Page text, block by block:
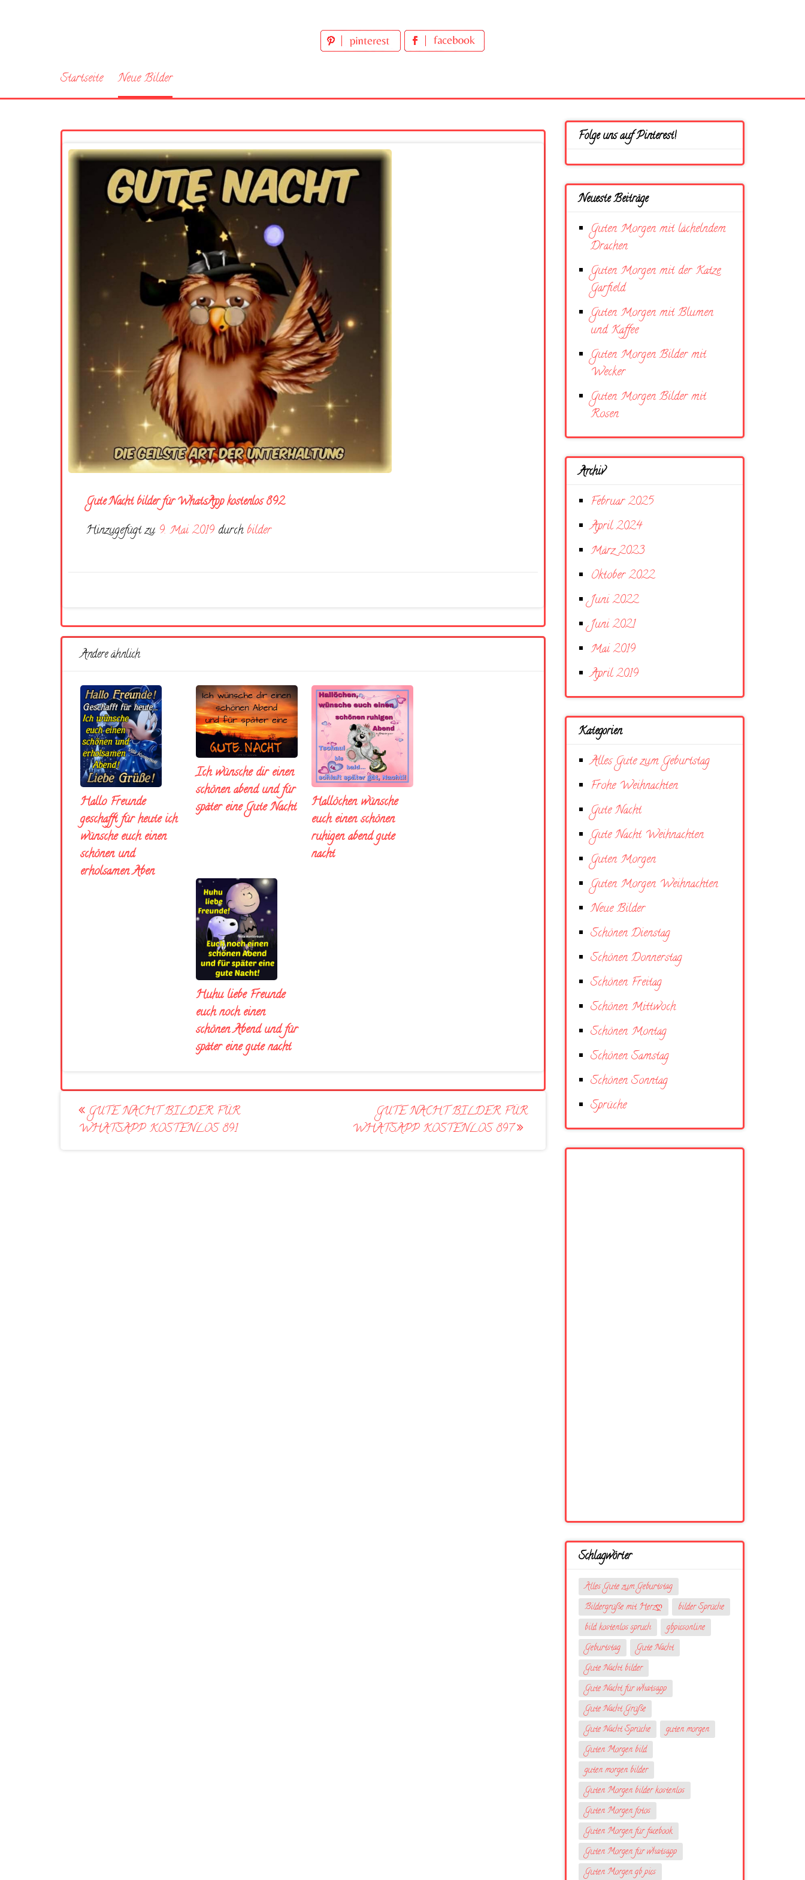
Startseite Neue Bilder
Gute Nacht bilder für WhatsApp kostenlos 892
Hinzugefügt zu 9. Mai 2019 durch bilder
Andere ähnlich
Hallo Freunde
geschafft für heute ich
wünsche euch einen
schönen und
erholsamen Aben
Ich wünsche dir einen
schönen abend und fúr
später eine Gute Nacht
Hallöchen wünsche
euch einen schönen
ruhigen abend gute
nacht
Huhu liebe Freunde
euch noch einen
schönen Abend und für
später eine gute nacht
Post
navigation
GUTE NACHT BILDER FÜR
WHATSAPP KOSTENLOS 891
GUTE NACHT BILDER FÜR
WHATSAPP KOSTENLOS 897
Folge uns auf Pinterest!
Neueste Beiträge
Guten Morgen mit lächelndem
Drachen
Guten Morgen mit der Katze
Garfield
Guten Morgen mit Blumen
und Kaffee
Guten Morgen Bilder mit
Wecker
Guten Morgen Bilder mit
Rosen
Archiv
Februar 2025
April 2024
März 2023
Oktober 2022
Juni 2022
Juni 2021
Mai 2019
April 2019
Kategorien
Alles Gute zum Geburtstag
Frohe Weihnachten
Gute Nacht
Gute Nacht Weihnachten
Guten Morgen
Guten Morgen Weihnachten
Neue Bilder
Schönen Dienstag
Schönen Donnerstag
Schönen Freitag
Schönen Mittwoch
Schönen Montag
Schönen Samstag
Schönen Sonntag
Sprüche
Schlagwörter
Alles Gute zum Geburtstag
Bildergrüße mit Herzღ
bilder Sprüche
bild kostenlos spruch
gbpicsonline
Geburtstag
Gute Nacht
Gute Nacht bilder
Gute Nacht für whatsapp
Gute Nacht Grüße
Gute Nacht Sprüche
guten morgen
Guten Morgen bild
guten morgen bilder
Guten Morgen bilder kostenlos
Guten Morgen fotos
Guten Morgen für facebook
Guten Morgen für whatsapp
Guten Morgen gb pics